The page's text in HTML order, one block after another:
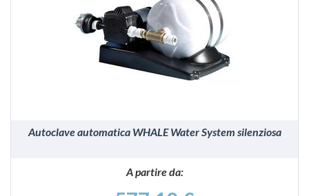
VEDI
Autoclave automatica WHALE Water System silenziosa
A partire da: